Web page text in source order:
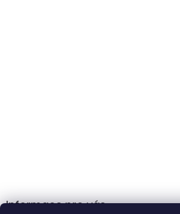
Informace pro vás